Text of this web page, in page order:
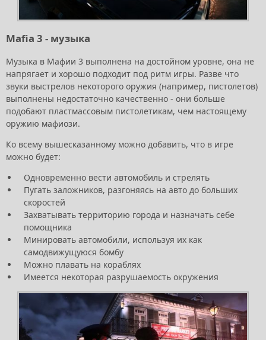
Mafia 3 - музыка
Музыка в Мафии 3 выполнена на достойном уровне, она не
напрягает и хорошо подходит под ритм игры. Разве что
звуки выстрелов некоторого оружия (например, пистолетов)
выполнены недостаточно качественно - они больше
подобают пластмассовым пистолетикам, чем настоящему
оружию мафиози.
Ко всему вышесказанному можно добавить, что в игре
можно будет:
Одновременно вести автомобиль и стрелять
Пугать заложников, разгоняясь на авто до больших
скоростей
Захватывать территорию города и назначать себе
помощника
Минировать автомобили, используя их как
самодвижущуюся бомбу
Можно плавать на кораблях
Имеется некоторая разрушаемость окружения